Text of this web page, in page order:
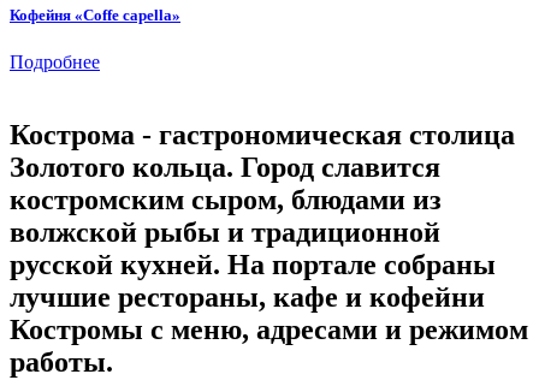
Кофейня «Coffe capella»
Подробнее
Кострома - гастрономическая столица
Золотого кольца. Город славится
костромским сыром, блюдами из
волжской рыбы и традиционной
русской кухней. На портале собраны
лучшие рестораны, кафе и кофейни
Костромы с меню, адресами и режимом
работы.